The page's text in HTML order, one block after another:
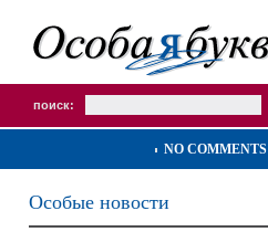
поиск:
NO COMMENTS
Особые новости